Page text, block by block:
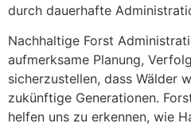
durch dauerhafte
Nachhaltige Forst
aufmerksame Planung,
sicherzustellen, dass Wälder
zukünftige Generationen.
helfen uns zu erkennen, wie